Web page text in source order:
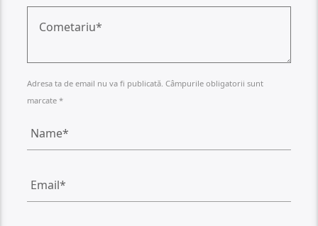
Adresa ta de email nu va fi publicată. Câmpurile obligatorii sunt
marcate *